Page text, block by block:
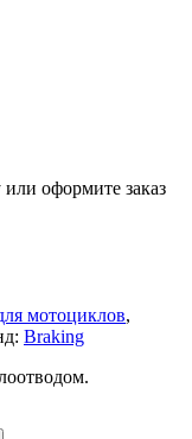
оформите заказ
мотоциклов,
Braking